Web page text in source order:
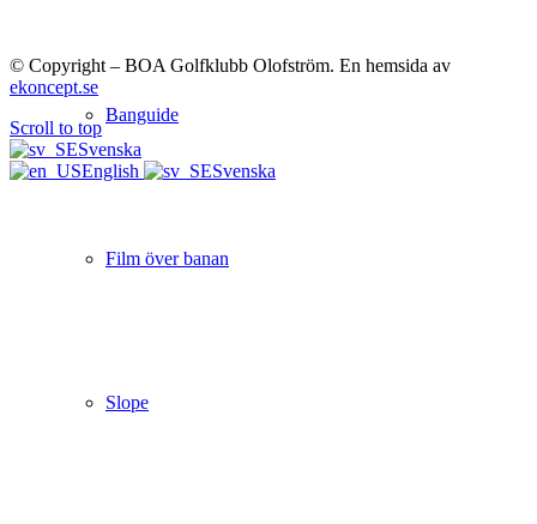
Banguide
Film över banan
Slope
© Copyright – BOA Golfklubb Olofström. En hemsida av
ekoncept.se
Scroll to top
Svenska
English
Svenska